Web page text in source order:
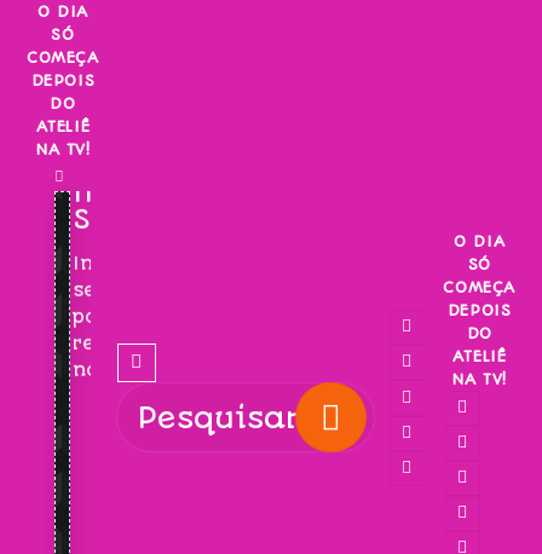
Skip
content
O DIA
SÓ
COMEÇA
DEPOIS
DO
ATELIÊ
NA TV!
INSCREVA-
SE!
Inscreva-
se
para
receber
novidades!
O DIA
SÓ
COMEÇA
DEPOIS
DO
ATELIÊ
NA TV!